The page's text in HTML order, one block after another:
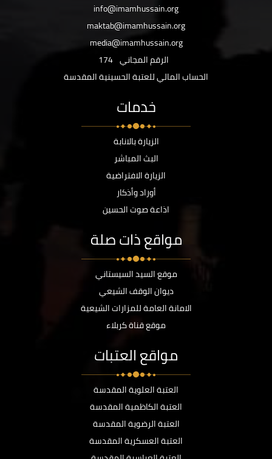
info@imamhussain.org
maktab@imamhussain.org
media@imamhussain.org
الرقم المجاني 174
الحساب المالي للعتبة الحسينية المقدسة
خدمات
الزيارة بالانابة
البث المباشر
الزيارة الافتراضية
أوراد وأذكار
اذاعة صوت الحسين
مواقع ذات صلة
موقع السيد السيستاني
ديوان الوقف الشيعي
الامانة العامة للمزارات الشيعية
موقع قناة كربلاء
مواقع العتبات
العتبة العلوية المقدسة
العتبة الكاظمية المقدسة
العتبة الرضوية المقدسة
العتبة العسكرية المقدسة